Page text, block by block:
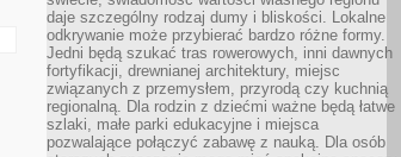
daje szczególny rodzaj dumy i bliskości. Lokalne
odkrywanie może przybierać bardzo różne formy.
Jedni będą szukać tras rowerowych, inni dawnych
fortyfikacji, drewnianej architektury, miejsc
związanych z przemysłem, przyrodą czy kuchnią
regionalną. Dla rodzin z dziećmi ważne będą łatwe
szlaki, małe parki edukacyjne i miejsca
pozwalające połączyć zabawę z nauką. Dla osób